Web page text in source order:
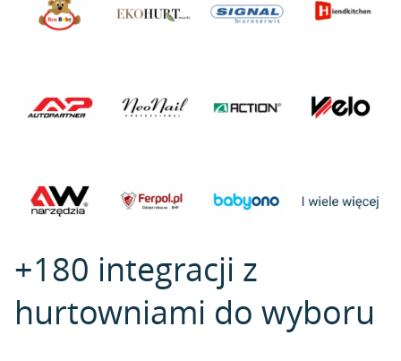
+180 integracji z
hurtowniami do wyboru